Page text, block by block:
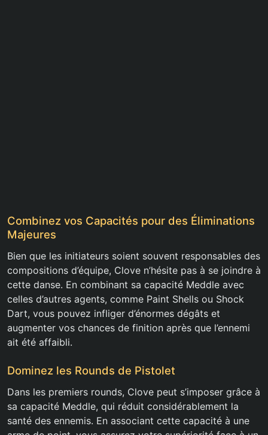
Combinez vos Capacités pour des Éliminations
Majeures
Bien que les initiateurs soient souvent responsables des
compositions d’équipe, Clove n’hésite pas à se joindre à
cette danse. En combinant sa capacité Meddle avec
celles d’autres agents, comme Paint Shells ou Shock
Dart, vous pouvez infliger d’énormes dégâts et
augmenter vos chances de finition après que l’ennemi
ait été affaibli.
Dominez les Rounds de Pistolet
Dans les premiers rounds, Clove peut s’imposer grâce à
sa capacité Meddle, qui réduit considérablement la
santé des ennemis. En associant cette capacité à une